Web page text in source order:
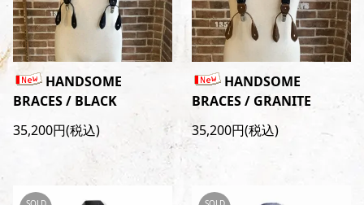
HANDSOME
BRACES / BLACK
35,200円(税込)
HANDSOME
BRACES / GRANITE
35,200円(税込)